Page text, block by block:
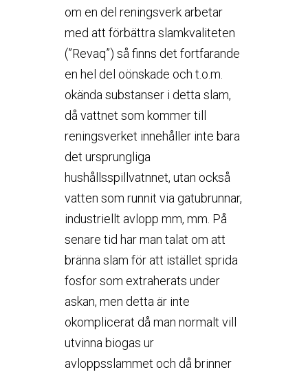
om en del reningsverk arbetar
med att förbättra slamkvaliteten
(”Revaq”) så finns det fortfarande
en hel del oönskade och t.o.m.
okända substanser i detta slam,
då vattnet som kommer till
reningsverket innehåller inte bara
det ursprungliga
hushållsspillvatnnet, utan också
vatten som runnit via gatubrunnar,
industriellt avlopp mm, mm. På
senare tid har man talat om att
bränna slam för att istället sprida
fosfor som extraherats under
askan, men detta är inte
okomplicerat då man normalt vill
utvinna biogas ur
avloppsslammet och då brinner